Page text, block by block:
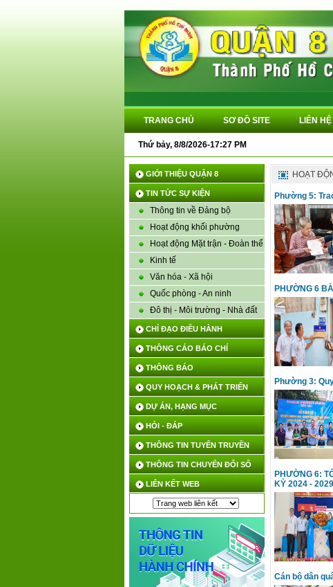
TRANG CHỦ SƠ ĐỒ SITE LIÊN HỆ
Thứ bảy, 8/8/2026-17:27 PM
GIỚI THIỆU QUẬN 8
TIN TỨC SỰ KIỆN
Thông tin về Đảng bộ
Hoạt động khối phường
Hoạt động Mặt trận - Đoàn thể
Kinh tế
Văn hóa - Xã hội
Quốc phòng - An ninh
Đô thị - Môi trường - Nhà đất
CHỈ ĐẠO ĐIỀU HÀNH
THÔNG CÁO BÁO CHÍ
THÔNG BÁO
QUY HOẠCH & PHÁT TRIỂN
DỰ ÁN, HẠNG MỤC
HỎI - ĐÁP
THÔNG TIN TUYÊN TRUYỀN
THÔNG TIN CHUYỂN ĐỔI SỐ
LIÊN KẾT WEB
HOẠT
Phường 5:
PHƯỜNG 6
Phường 3:
PHƯỜNG 6:
KỲ 2024 - 2029
Cán bộ dân